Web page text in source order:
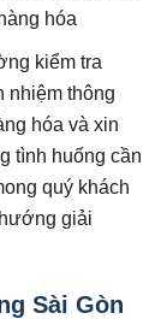
hóa
kiểm tra
nhiệm thông
hóa và xin
tình huống cần
quý khách
giải
Sài Gòn